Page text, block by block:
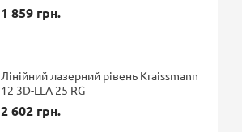
1 859 грн.
Лінійний лазерний рівень Kraissmann
12 3D-LLA 25 RG
2 602 грн.